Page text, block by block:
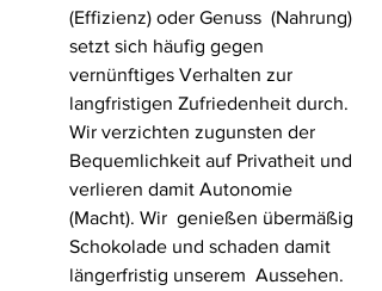
(Effizienz) oder Genuss  (Nahrung)
setzt sich häufig gegen
vernünftiges Verhalten zur
langfristigen Zufriedenheit durch.
Wir verzichten zugunsten der
Bequemlichkeit auf Privatheit und
verlieren damit Autonomie
(Macht). Wir  genießen übermäßig
Schokolade und schaden damit
längerfristig unserem  Aussehen.